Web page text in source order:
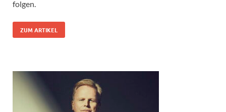
folgen.
ZUM ARTIKEL